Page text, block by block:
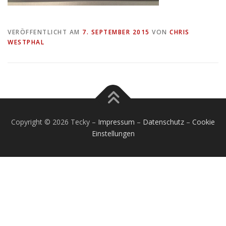
VERÖFFENTLICHT AM 7. SEPTEMBER 2015 VON CHRIS
WESTPHAL
Copyright © 2026 Tecky – Impressum – Datenschutz – Cookie
Einstellungen